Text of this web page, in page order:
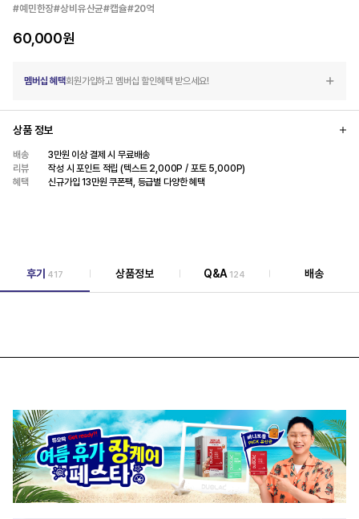
#예민한장#상비유산균#캡슐#20억
60,000원
멤버십 혜택회원가입하고 멤버십 할인혜택 받으세요!
상품 정보
배송
3만원 이상 결제 시 무료배송
리뷰
작성 시 포인트 적립 (텍스트 2,000P / 포토 5,000P)
혜택
신규가입 13만원 쿠폰팩, 등급별 다양한 혜택
후기 417 상품정보 Q&A 124 배송